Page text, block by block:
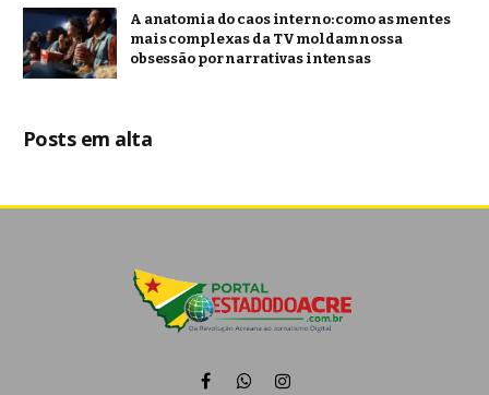
A anatomia do caos interno: como as mentes
mais complexas da TV moldam nossa
obsessão por narrativas intensas
Posts em alta
FacebookWhatsAppInstagram